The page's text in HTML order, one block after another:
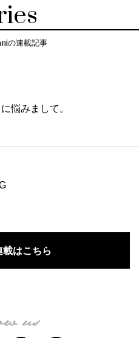
の連載記事
悩みまして。
はこちら